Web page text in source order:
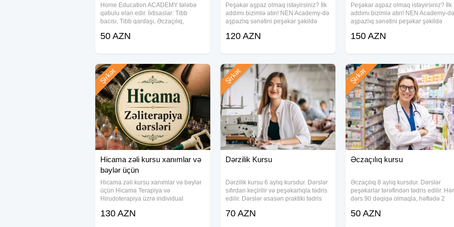
Home Education ACADEMY tələbə
qəbulu elan edir. İxtisaslar: Tibb
bacısı, Tibb qardaşı, Əczaçılıq,
və s. Bir gün nəzəriyyə bir gün də
formasında
50 AZN
Peşəkar aşpaz olmaq istəyirsiniz? İlk
addımı bizimlə atın! NEN Academy-də
aşpazlıq sənətini peşəkar şəkildə
sirlərini kəşf edin, unudulmaz
güclü bir
120 AZN
Peşəkar aşpaz olmaq istəyirsiniz? İlk
addımı bizimlə atın! NEN Academy-də
aşpazlıq sənətini peşəkar şəkildə
sirlərini kəşf edin, unudulmaz
güclü bir
150 AZN
Hicama zəli kursu xanımlar və
bəylər üçün
Hicama zəli kursu xanımlar və bəylər
üçün Hicama Terapiya və
Hirudoterapiya üzrə individual
tərəfindən Praktiki və nəzəri keçilir.
Şirkət
130 AZN
Dərzilik Kursu
Dərzilik kursu 6 aylıq kursdur. Dərslər
sıfırdan keçirilir və peşəkarlıqla tədris
edilir. Dərslər əsasən praktiki tədris
çəkilməsini öyrənir, düzgün
Şirkət
70 AZN
Əczaçılıq kursu
Əczaçılıq 8 aylıq kursdur. Dərslər
peşəkarlar tərəfindən tədris edilir. Hər
dərs 90 dəqiqə olmaqla, həftədə 2
praktiki şəkildə keçirilir. İlk öncə
Şirkət
50 AZN